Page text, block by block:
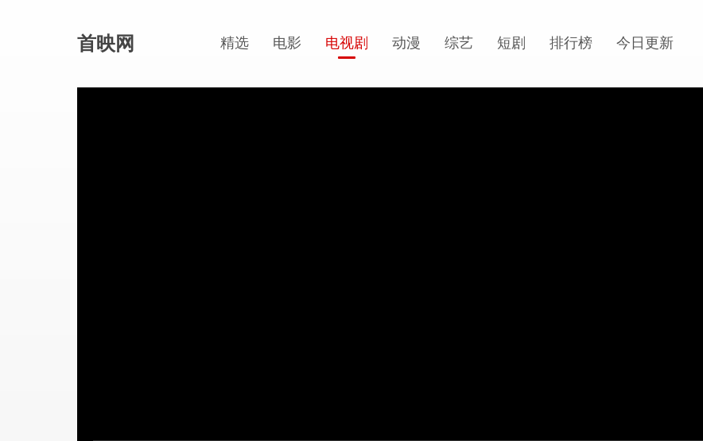
首映网 精选 电影 电视剧 动漫 综艺 短剧 排行榜 今日更新